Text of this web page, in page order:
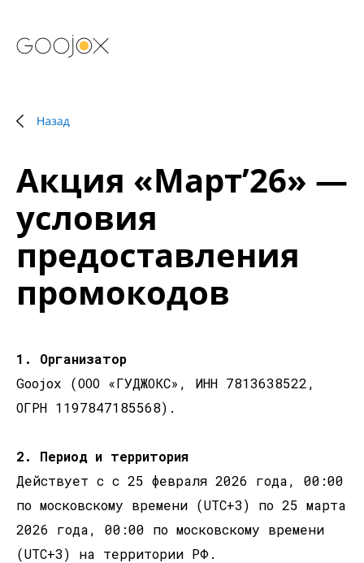
Акция «Март’26» —
условия
предоставления
промокодов
1. Организатор
Goojox (ООО «ГУДЖОКС», ИНН 7813638522,
ОГРН 1197847185568).
2. Период и территория
Действует с с 25 февраля 2026 года, 00:00
по московскому времени (UTC+3) по 25 марта
2026 года, 00:00 по московскому времени
(UTC+3) на территории РФ.